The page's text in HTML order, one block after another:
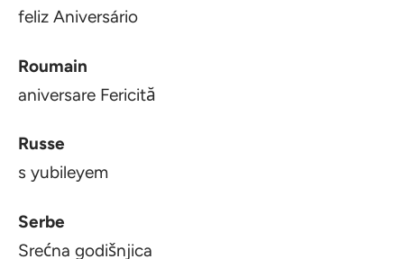
feliz Aniversário
Roumain
aniversare Fericită
Russe
s yubileyem
Serbe
Srećna godišnjica